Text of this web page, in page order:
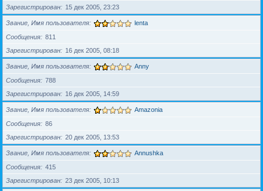
Зарегистрирован
15 дек 2005, 23:23
Звание, Имя пользователя lenta
Сообщения
811
Зарегистрирован
16 дек 2005, 08:18
Звание, Имя пользователя Anny
Сообщения
788
Зарегистрирован
16 дек 2005, 14:59
Звание, Имя пользователя Amazonia
Сообщения
86
Зарегистрирован
20 дек 2005, 13:53
Звание, Имя пользователя Annushka
Сообщения
415
Зарегистрирован
23 дек 2005, 10:13